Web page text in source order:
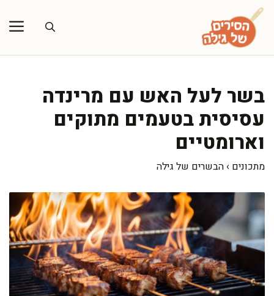
לדלג
לתוכן
בשר לעל האש עם מרינדה
עסיסית בטעמים מתוקים
וארומטיים
מתכונים › הבשרים של גילה